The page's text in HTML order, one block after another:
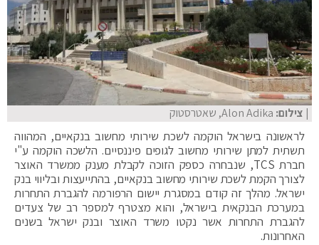
| צילום: Alon Adika, שאטרסטוק
לראשונה בישראל הוקמה לשכת שירותי מחשוב בנקאיים, המהווה
תשתית למתן שירותי מחשוב לגופים פיננסיים. הלשכה הוקמה ע"י
חברת TCS, שנבחרה כספק הזוכה לקבלת מענק ממשרד האוצר
לצורך הקמת לשכת שירותי מחשוב בנקאיים, בהתייעצות ובליווי בנק
ישראל. מהלך זה קודם במסגרת יישום הרפורמה להגברת התחרות
במערכת הבנקאית בישראל, והוא מצטרף למספר רב של צעדים
להגברת התחרות אשר נקטו משרד האוצר ובנק ישראל בשנים
האחרונות.